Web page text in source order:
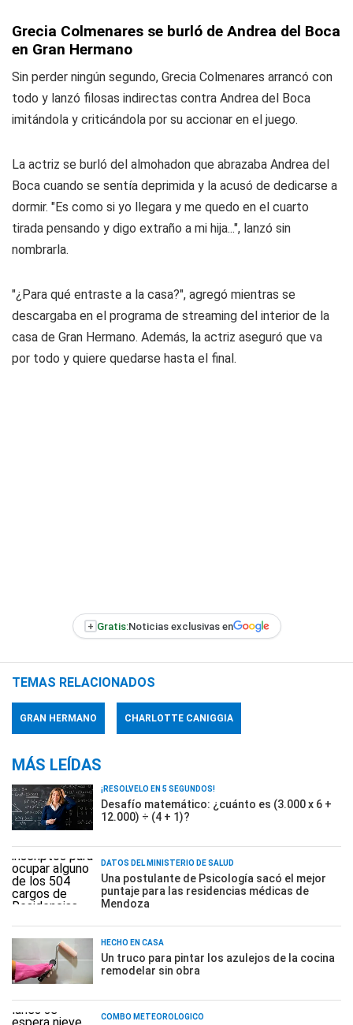
Grecia Colmenares se burló de Andrea del Boca
en Gran Hermano
Sin perder ningún segundo, Grecia Colmenares arrancó con
todo y lanzó filosas indirectas contra Andrea del Boca
imitándola y criticándola por su accionar en el juego.
La actriz se burló del almohadon que abrazaba Andrea del
Boca cuando se sentía deprimida y la acusó de dedicarse a
dormir. "Es como si yo llegara y me quedo en el cuarto
tirada pensando y digo extraño a mi hija...", lanzó sin
nombrarla.
"¿Para qué entraste a la casa?", agregó mientras se
descargaba en el programa de streaming del interior de la
casa de Gran Hermano. Además, la actriz aseguró que va
por todo y quiere quedarse hasta el final.
+ Gratis:Noticias exclusivas en
TEMAS RELACIONADOS
GRAN HERMANO CHARLOTTE CANIGGIA
MÁS LEÍDAS
¡RESOLVELO EN 5 SEGUNDOS!
Desafío matemático: ¿cuánto es (3.000 x 6 +
12.000) ÷ (4 + 1)?
DATOS DEL MINISTERIO DE SALUD
Una postulante de Psicología sacó el mejor
puntaje para las residencias médicas de
Mendoza
HECHO EN CASA
Un truco para pintar los azulejos de la cocina
remodelar sin obra
COMBO METEOROLÓGICO